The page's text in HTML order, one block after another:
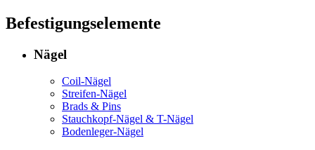
Befestigungselemente
Nägel
Coil-Nägel
Streifen-Nägel
Brads & Pins
Stauchkopf-Nägel & T-Nägel
Bodenleger-Nägel